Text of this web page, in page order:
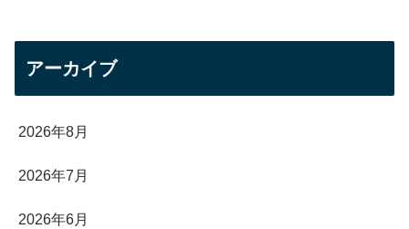
アーカイブ
2026年8月
2026年7月
2026年6月